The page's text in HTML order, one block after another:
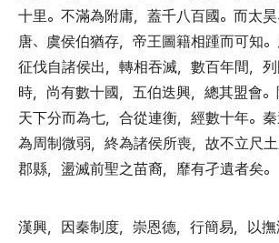
十里。 不滿為附庸， 蓋千八百國。 而太昊
唐、 虞侯伯猶存， 帝王圖籍相踵而可知。
征伐自諸侯出， 轉相吞滅， 數百年間，
時， 尚有數十國， 五伯迭興， 總其盟會。
天下分而為七， 合從連衡， 經數十年。
為周制微弱， 終為諸侯所喪， 故不立尺
郡縣， 盪滅前聖之苗裔， 靡有孑遺者矣。
漢興， 因秦制度， 崇恩德， 行簡易， 以